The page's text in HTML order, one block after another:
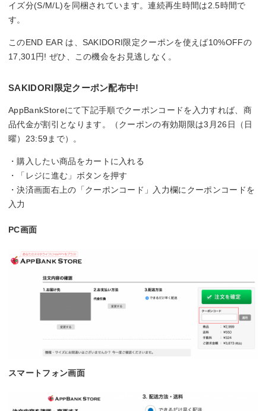
イズ分(S/M/L)を同梱されています。連続再生時間は2.5時間で
す。
このEND EAR は、SAKIDORI限定クーポンを使えば10%OFFの
17,301円! ぜひ、この機会をお見逃しなく。
SAKIDORI限定クーポン配布中!
AppBankStoreにて下記手順でクーポンコードを入力すれば、商
品代金が割引となります。（クーポンの有効期限は3月26日（日
曜）23:59まで）。
・購入したい商品をカートに入れる
・「レジに進む」ボタンを押す
・決済画面右上の「クーポンコード」入力欄にクーポンコードを
入力
PC画面
スマートフォン画面